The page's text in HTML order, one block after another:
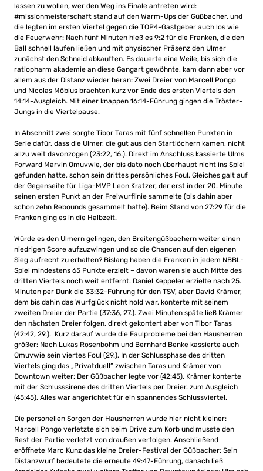
lassen zu wollen, wer den Weg ins Finale antreten wird:
#missionmeisterschaft stand auf den Warm-Ups der Güßbacher, und
die legten im ersten Viertel gegen die TOP4-Gastgeber auch los wie
die Feuerwehr: Nach fünf Minuten hieß es 9:2 für die Franken, die den
Ball schnell laufen ließen und mit physischer Präsenz den Ulmer
zunächst den Schneid abkauften. Es dauerte eine Weile, bis sich die
ratiopharm akademie an diese Gangart gewöhnte, kam dann aber vor
allem aus der Distanz wieder heran: Zwei Dreier von Marcell Pongo
und Nicolas Möbius brachten kurz vor Ende des ersten Viertels den
14:14-Ausgleich. Mit einer knappen 16:14-Führung gingen die Tröster-
Jungs in die Viertelpause.
In Abschnitt zwei sorgte Tibor Taras mit fünf schnellen Punkten in
Serie dafür, dass die Ulmer, die gut aus den Startlöchern kamen, nicht
allzu weit davonzogen (23:22, 16.). Direkt im Anschluss kassierte Ulms
Forward Marvin Omuvwie, der bis dato noch überhaupt nicht ins Spiel
gefunden hatte, schon sein drittes persönliches Foul. Gleiches galt auf
der Gegenseite für Liga-MVP Leon Kratzer, der erst in der 20. Minute
seinen ersten Punkt an der Freiwurflinie sammelte (bis dahin aber
schon zehn Rebounds gesammelt hatte). Beim Stand von 27:29 für die
Franken ging es in die Halbzeit.
Würde es den Ulmern gelingen, den Breitengüßbachern weiter einen
niedrigen Score aufzuzwingen und so die Chancen auf den eigenen
Sieg aufrecht zu erhalten? Bislang haben die Franken in jedem NBBL-
Spiel mindestens 65 Punkte erzielt – davon waren sie auch Mitte des
dritten Viertels noch weit entfernt. Daniel Keppeler erzielte nach 25.
Minuten per Dunk die 33:32-Führung für den TSV, aber David Krämer,
dem bis dahin das Wurfglück nicht hold war, konterte mit seinem
zweiten Dreier der Partie (37:36, 27.). Zwei Minuten späte ließ Krämer
den nächsten Dreier folgen, direkt gekontert aber von Tibor Taras
(42:42, 29.). Kurz darauf wurde die Faulprobleme bei den Hausherren
größer: Nach Lukas Rosenbohm und Bernhard Benke kassierte auch
Omuvwie sein viertes Foul (29.). In der Schlussphase des dritten
Viertels ging das „Privatduell“ zwischen Taras und Krämer von
Downtown weiter: Der Güßbacher legte vor (42:45), Krämer konterte
mit der Schlusssirene des dritten Viertels per Dreier. zum Ausgleich
(45:45). Alles war angerichtet für ein spannendes Schlussviertel.
Die personellen Sorgen der Hausherren wurde hier nicht kleiner:
Marcell Pongo verletzte sich beim Drive zum Korb und musste den
Rest der Partie verletzt von draußen verfolgen. Anschließend
eröffnete Marc Kunz das kleine Dreier-Festival der Güßbacher: Sein
Distanzwurf bedeutete die erneute 49:47-Führung, danach ließ